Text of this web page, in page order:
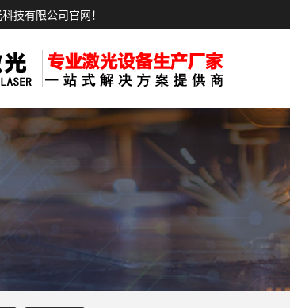
技有限公司官网！